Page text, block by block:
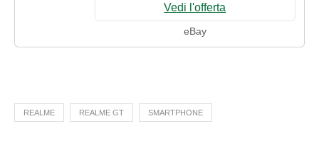
Vedi l'offerta
eBay
REALME REALME GT SMARTPHONE